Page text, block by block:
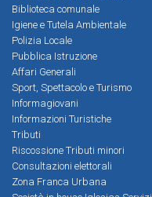
Biblioteca comunale
Igiene e Tutela Ambientale
Polizia Locale
Pubblica Istruzione
Affari Generali
Sport, Spettacolo e Turismo
Informagiovani
Informazioni Turistiche
Tributi
Riscossione Tributi minori
Consultazioni elettorali
Zona Franca Urbana